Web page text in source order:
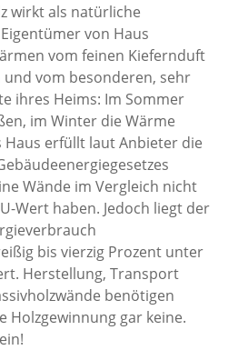
wirkt als natürliche
von Haus
vom feinen Kiefernduft
vom besonderen, sehr
ihres Heims: Im Sommer
im Winter die Wärme
Haus erfüllt laut Anbieter die
Wände im Vergleich nicht
Wert haben. Jedoch liegt der
bis vierzig Prozent unter
Herstellung, Transport
benötigen
Holzgewinnung gar keine.